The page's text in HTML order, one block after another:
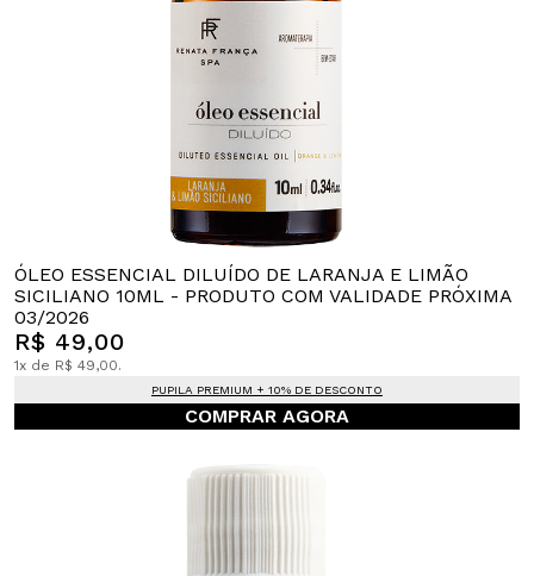
ÓLEO ESSENCIAL DILUÍDO DE LARANJA E LIMÃO
SICILIANO 10ML - PRODUTO COM VALIDADE PRÓXIMA
03/2026
R$ 49,00
1x de R$ 49,00.
PUPILA PREMIUM + 10% DE DESCONTO
COMPRAR AGORA